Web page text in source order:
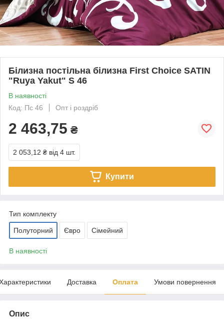
Білизна постільна білизна First Choice SATIN
"Ruya Yakut" S 46
В наявності
Код: Пс 46
Опт і роздріб
2 463,75 ₴
2 053,12 ₴ від 4 шт.
Купити
Тип комплекту
Полуторний Євро Сімейний
В наявності
Доставка Оплата Умови повернення
Опис